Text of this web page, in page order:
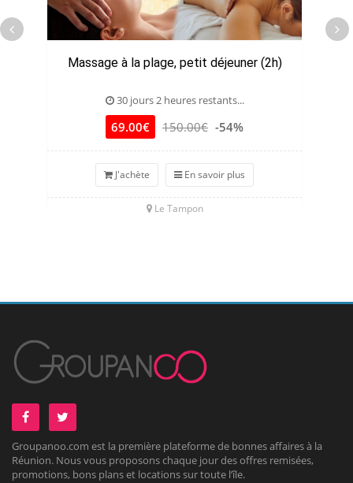
Massage à la plage, petit déjeuner (2h)
30 jours 2 heures restants...
69.00€ 150.00€ -54%
J'achète En savoir plus
Le Tampon
Groupanoo.com est la première plateforme de bonnes affaires à la
Réunion. Nous vous proposons chaque jour des offres remisées,
promotions, bons plans et locations sur toute l’île.